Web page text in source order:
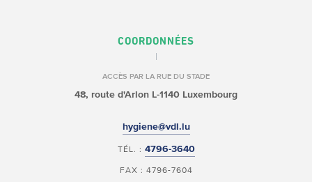
COORDONNÉES
ACCÈS PAR LA RUE DU STADE
48, route d'Arlon L-1140 Luxembourg
hygiene@vdl.lu
TÉL. : 4796-3640
FAX : 4796-7604